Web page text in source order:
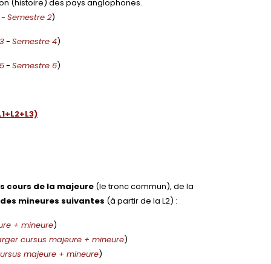
(histoire) des pays anglophones.
- Semestre 2)
- Semestre 4)
- Semestre 6)
cours de la majeure (le tronc commun), de la
mineures suivantes (à partir de la L2) :
+ mineure)
cursus majeure + mineure)
majeure + mineure)